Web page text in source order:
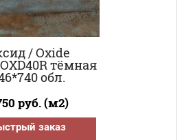
/ Oxide
тёмная
обл.
руб. (м2)
заказ